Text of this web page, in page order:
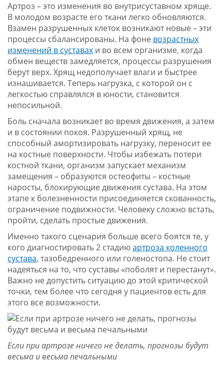
Артроз – это изменения во внутрисуставном хряще.
В молодом возрасте его ткани легко обновляются.
Взамен разрушенных клеток возникают новые – эти
процессы сбалансированы. На фоне возрастных
изменений в суставах и во всем организме, когда
обмен веществ замедляется, процессы разрушения
берут верх. Хрящ недополучает влаги и быстрее
изнашивается. Теперь нагрузка, с которой он с
легкостью справлялся в юности, становится
непосильной.
Боль сначала возникает во время движения, а затем
и в состоянии покоя. Разрушенный хрящ, не
способный амортизировать нагрузку, переносит ее
на костные поверхности. Чтобы избежать потери
костной ткани, организм запускает механизм
замещения – образуются остеофиты – костные
наросты, блокирующие движения сустава. На этом
этапе к болезненности присоединяется скованность,
ограничение подвижности. Человеку сложно встать,
пройти, сделать простые движения.
Именно такого сценария больше всего боятся те, у
кого диагностировать 2 стадиюартроза коленного
сустава, тазобедренного или голеностопа. Не стоит
надеяться на то, что суставы «поболят и перестанут».
Важно не допустить ситуацию до этой критической
точки, тем более что сегодня у пациентов есть для
этого все возможности.
Если при артрозе ничего не делать, прогнозы будут
весьма и весьма печальными